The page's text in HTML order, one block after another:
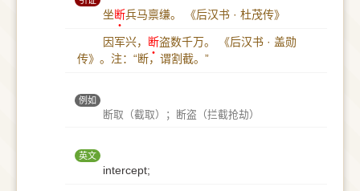
坐断兵马禀缣。 《后汉书 · 杜茂传》
因军兴， 断盗数千万。
《后汉书 · 盖勋
传》。注：“断，谓割截。”
例如
断取（截取）；断盗（拦截抢劫）
英文
intercept;